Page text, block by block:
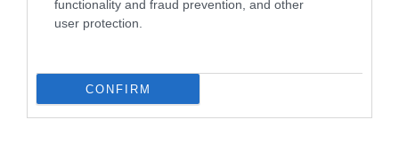
functionality and fraud prevention, and other
user protection.
CONFIRM
“Έντικ” – Κατηγορείται για εκβιασμούς και
Ακολούθησε το debater.gr στο
και μάθετε πρώτοι όλες τις ειδήσεις